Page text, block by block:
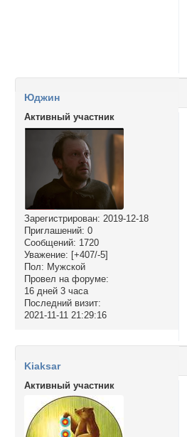
Юджин
Активный участник
Зарегистрирован: 2019-12-18
Приглашений: 0
Сообщений: 1720
Уважение: [+407/-5]
Пол: Мужской
Провел на форуме:
16 дней 3 часа
Последний визит:
2021-11-11 21:29:16
Kiaksar
Активный участник